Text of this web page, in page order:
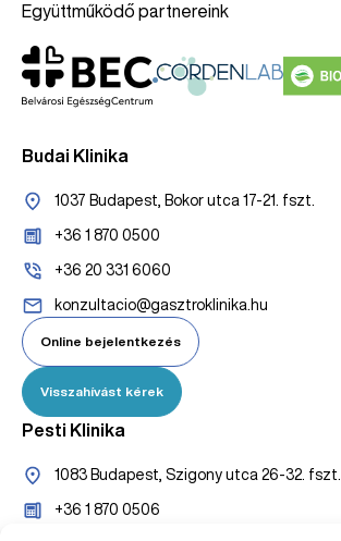
Együttműködő partnereink
Budai Klinika
1037 Budapest, Bokor utca 17-21. fszt.
+36 1 870 0500
+36 20 331 6060
konzultacio@gasztroklinika.hu
Online bejelentkezés
Visszahívást kérek
Pesti Klinika
1083 Budapest, Szigony utca 26-32. fszt.
+36 1 870 0506